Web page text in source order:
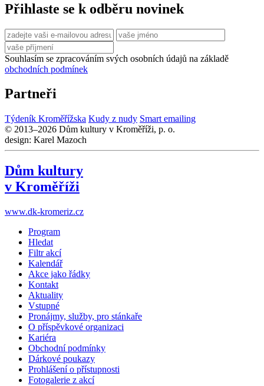
Přihlaste se k odběru novinek
Souhlasím se zpracováním svých osobních údajů na základě
obchodních podmínek
Partneři
Týdeník Kroměřížska Kudy z nudy Smart emailing
© 2013–2026 Dům kultury v Kroměříži, p. o.
design: Karel Mazoch
Dům kultury
v Kroměříži
www.dk-kromeriz.cz
Program
Hledat
Filtr akcí
Kalendář
Akce jako řádky
Kontakt
Aktuality
Vstupné
Pronájmy, služby, pro stánkaře
O příspěvkové organizaci
Kariéra
Obchodní podmínky
Dárkové poukazy
Prohlášení o přístupnosti
Fotogalerie z akcí